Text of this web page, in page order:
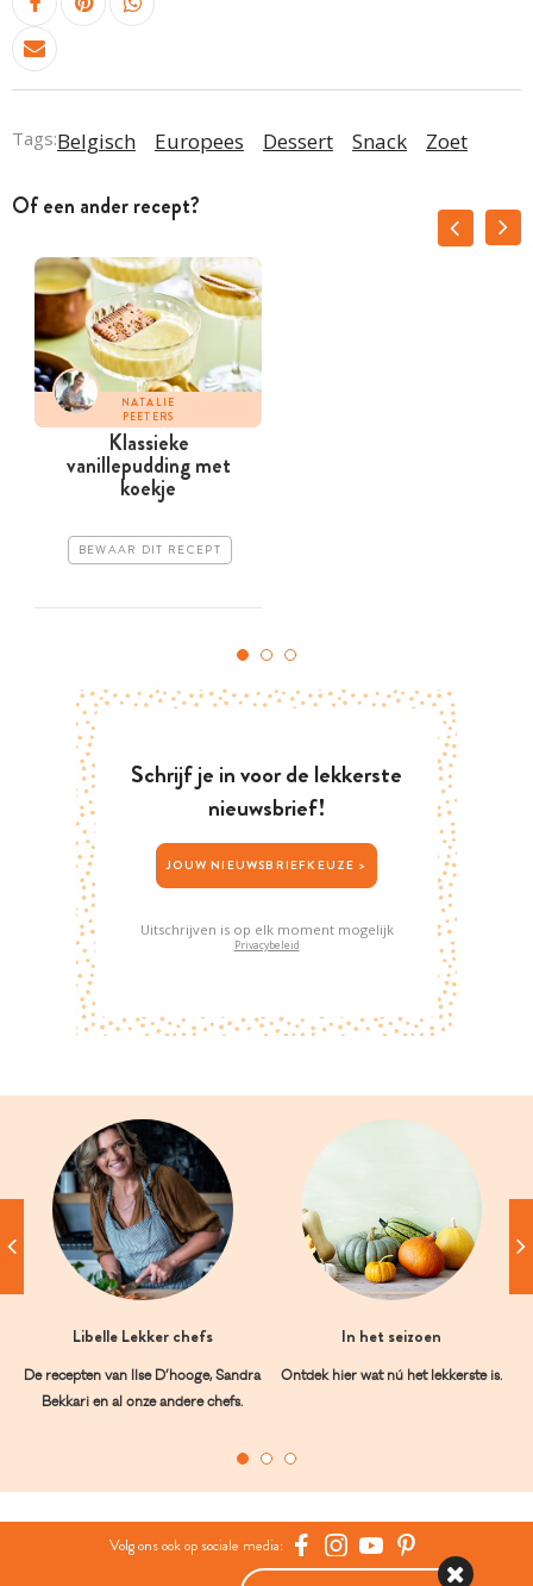
Tags:Belgisch Europees Dessert Snack Zoet
Of een ander recept?
NATALIE
PEETERS
Klassieke
vanillepudding met
koekje
BEWAAR DIT RECEPT
Schrijf je in voor de lekkerste
nieuwsbrief!
JOUW NIEUWSBRIEFKEUZE >
Uitschrijven is op elk moment mogelijk
Privacybeleid
Libelle Lekker chefs
De recepten van Ilse D’hooge, Sandra
Bekkari en al onze andere chefs.
In het seizoen
Ontdek hier wat nú het lekkerste is.
Volg ons ook op sociale media: